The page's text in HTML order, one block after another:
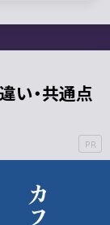
違い・共通点